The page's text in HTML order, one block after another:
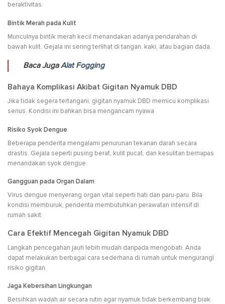
beraktivitas.
Bintik Merah pada Kulit
Munculnya bintik merah kecil menandakan adanya pendarahan di
bawah kulit. Gejala ini sering terlihat di tangan, kaki, atau bagian dada.
Baca JugaAlat Fogging
Bahaya Komplikasi Akibat Gigitan Nyamuk DBD
Jika tidak segera tertangani, gigitan nyamuk DBD memicu komplikasi
serius. Kondisi ini bahkan bisa mengancam nyawa
Risiko Syok Dengue
Beberapa penderita mengalami penurunan tekanan darah secara
drastis. Gejala seperti pusing berat, kulit pucat, dan kesulitan bernapas
menandakan syok dengue.
Gangguan pada Organ Dalam
Virus dengue menyerang organ vital seperti hati dan paru-paru. Bila
kondisi memburuk, penderita membutuhkan perawatan intensif di
rumah sakit.
Cara Efektif Mencegah Gigitan Nyamuk DBD
Langkah pencegahan jauh lebih mudah daripada mengobati. Anda
dapat melakukan berbagai cara sederhana di rumah untuk mengurangi
risiko gigitan.
Jaga Kebersihan Lingkungan
Bersihkan wadah air secara rutin agar nyamuk tidak berkembang biak.